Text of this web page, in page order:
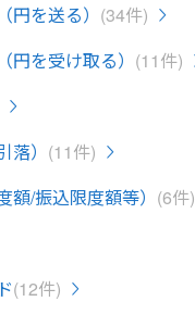
円を送る） (34件)
円を受け取る） (11件)
） (11件)
額/振込限度額等） (6件)
(12件)